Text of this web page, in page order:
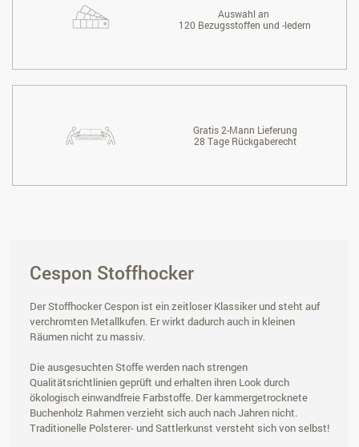
Auswahl an
120 Bezugsstoffen und -ledern
Gratis 2-Mann Lieferung
28 Tage Rückgaberecht
Cespon Stoffhocker
Der Stoffhocker Cespon ist ein zeitloser Klassiker und steht auf
verchromten Metallkufen. Er wirkt dadurch auch in kleinen
Räumen nicht zu massiv.
Die ausgesuchten Stoffe werden nach strengen
Qualitätsrichtlinien geprüft und erhalten ihren Look durch
ökologisch einwandfreie Farbstoffe. Der kammergetrocknete
Buchenholz Rahmen verzieht sich auch nach Jahren nicht.
Traditionelle Polsterer- und Sattlerkunst versteht sich von selbst!